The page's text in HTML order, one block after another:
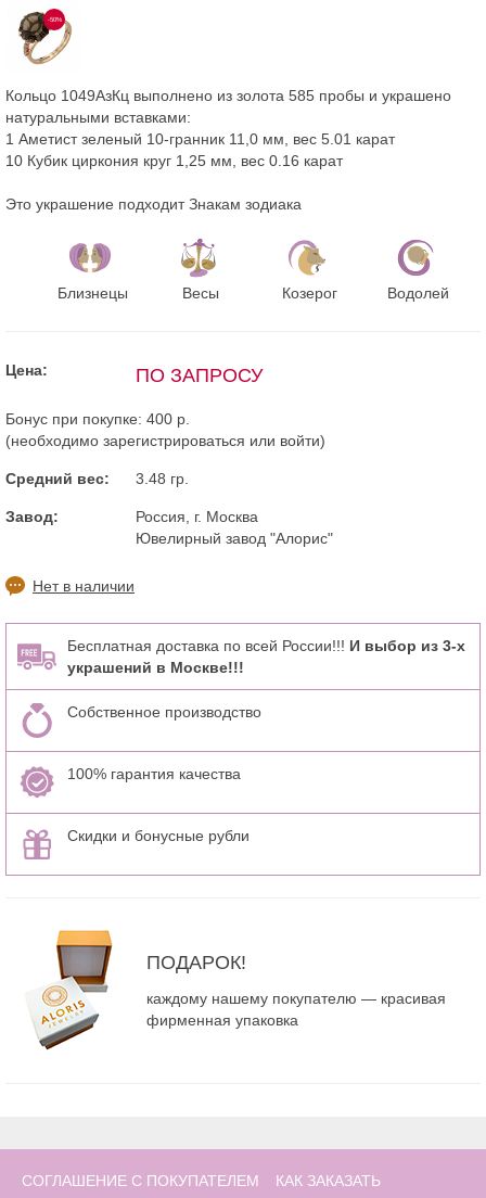
-50%
Кольцо 1049АзКц выполнено из золота 585 пробы и украшено
натуральными вставками:
1 Аметист зеленый 10-гранник 11,0 мм, вес 5.01 карат
10 Кубик циркония круг 1,25 мм, вес 0.16 карат
Это украшение подходит Знакам зодиака
Близнецы Весы Козерог Водолей
Цена: ПО ЗАПРОСУ
Бонус при покупке: 400 р.
(необходимо зарегистрироваться или войти)
Средний вес: 3.48 гр.
Завод:
Россия, г. Москва
Ювелирный завод "Алорис"
Нет в наличии
Бесплатная доставка по всей России!!! И выбор из 3-х
украшений в Москве!!!
Собственное производство
100% гарантия качества
Скидки и бонусные рубли
ПОДАРОК!
каждому нашему покупателю — красивая
фирменная упаковка
СОГЛАШЕНИЕ С ПОКУПАТЕЛЕМ КАК ЗАКАЗАТЬ